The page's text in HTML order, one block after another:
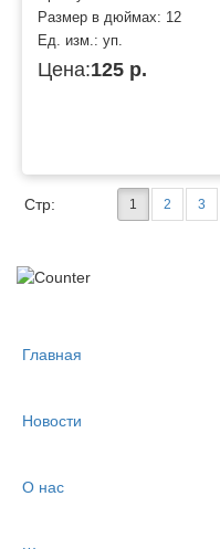
Размер в дюймах: 12
Ед. изм.: уп.
Цена:125 р.
Стр: 1 2 3
Главная
Новости
О нас